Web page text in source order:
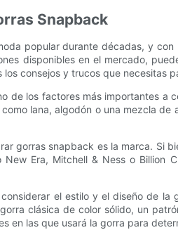
Snapback
popular durante décadas, y
disponibles en el mercado,
consejos y trucos que necesitas
de los factores más importantes
lana, algodón o una mezcla
gorras snapback es la marca. Si
Era, Mitchell & Ness o Billion
el estilo y el diseño de
clásica de color sólido, un
en las que usará la gorra para